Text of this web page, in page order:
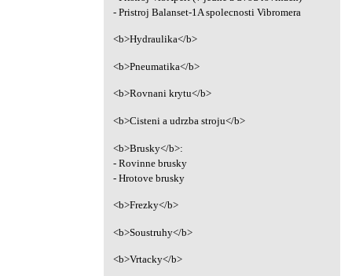
- Pristroj Balanset-1A spolecnosti Vibromera
<b>Hydraulika</b>
<b>Pneumatika</b>
<b>Rovnani krytu</b>
<b>Cisteni a udrzba stroju</b>
<b>Brusky</b>:
- Rovinne brusky
- Hrotove brusky
<b>Frezky</b>
<b>Soustruhy</b>
<b>Vrtacky</b>